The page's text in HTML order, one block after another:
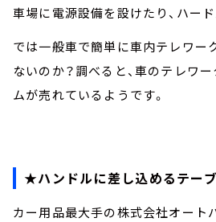
車場に電源設備を設けたり、ハード
では一般車で簡単に車内テレワー
ないのか？調べると、車のテレワ
ムが売れているようです。
★ハンドルに差し込めるテー
カー用品最大手の株式会社オート